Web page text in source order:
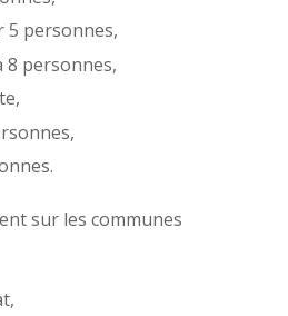
5 personnes,
personnes,
sur les communes